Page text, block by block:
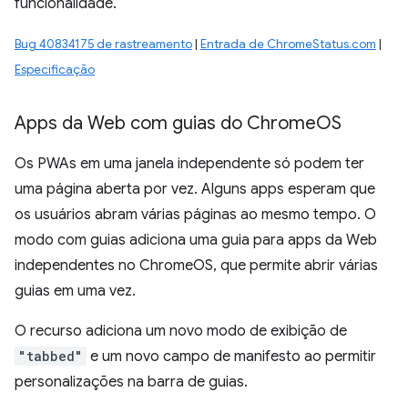
funcionalidade.
Bug 40834175 de rastreamento| Entrada de ChromeStatus.com |
Especificação
Apps da Web com guias do ChromeOS
Os PWAs em uma janela independente só podem ter
uma página aberta por vez. Alguns apps esperam que
os usuários abram várias páginas ao mesmo tempo. O
modo com guias adiciona uma guia para apps da Web
independentes no ChromeOS, que permite abrir várias
guias em uma vez.
O recurso adiciona um novo modo de exibição de
"tabbed" e um novo campo de manifesto ao permitir
personalizações na barra de guias.